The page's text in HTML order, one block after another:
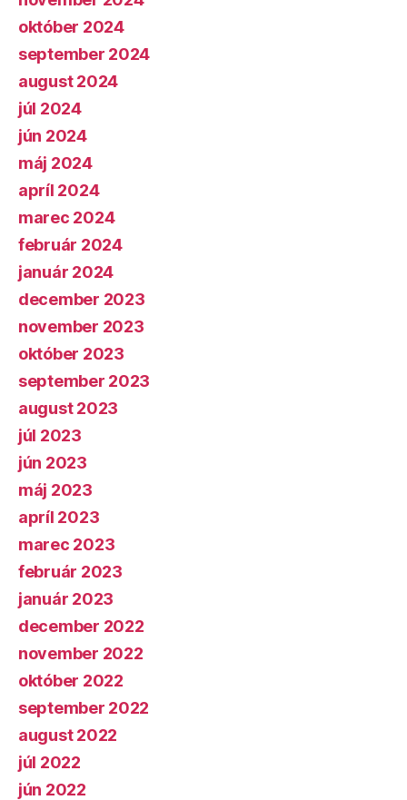
október 2024
september 2024
august 2024
júl 2024
jún 2024
máj 2024
apríl 2024
marec 2024
február 2024
január 2024
december 2023
november 2023
október 2023
september 2023
august 2023
júl 2023
jún 2023
máj 2023
apríl 2023
marec 2023
február 2023
január 2023
december 2022
november 2022
október 2022
september 2022
august 2022
júl 2022
jún 2022